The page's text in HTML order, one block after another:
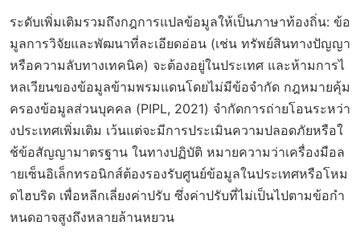
ระดับเพิ่มเติมรวมถึงกฎการแปลข้อมูลให้เป็นภาษาท้องถิ่น: ข้อ
มูลการวิจัยและพัฒนาที่ละเอียดอ่อน (เช่น ทรัพย์สินทางปัญญา
หรือความลับทางเทคนิค) จะต้องอยู่ในประเทศ และห้ามการไ
หลเวียนของข้อมูลข้ามพรมแดนโดยไม่มีข้อจำกัด กฎหมายคุ้ม
ครองข้อมูลส่วนบุคคล (PIPL, 2021) จำกัดการถ่ายโอนระหว่า
งประเทศเพิ่มเติม เว้นแต่จะมีการประเมินความปลอดภัยหรือใ
ช้ข้อสัญญามาตรฐาน ในทางปฏิบัติ หมายความว่าเครื่องมือล
ายเซ็นอิเล็กทรอนิกส์ต้องรองรับศูนย์ข้อมูลในประเทศหรือโหม
ดไฮบริด เพื่อหลีกเลี่ยงค่าปรับ ซึ่งค่าปรับที่ไม่เป็นไปตามข้อกำ
หนดอาจสูงถึงหลายล้านหยวน